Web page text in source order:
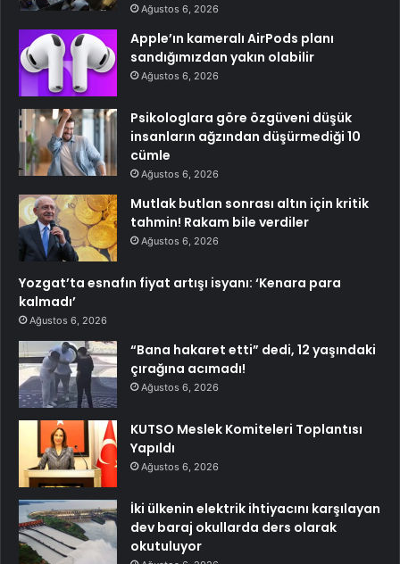
Ağustos 6, 2026
Apple’ın kameralı AirPods planı
sandığımızdan yakın olabilir
Ağustos 6, 2026
Psikologlara göre özgüveni düşük
insanların ağzından düşürmediği 10
cümle
Ağustos 6, 2026
Mutlak butlan sonrası altın için kritik
tahmin! Rakam bile verdiler
Ağustos 6, 2026
Yozgat’ta esnafın fiyat artışı isyanı: ‘Kenara para
kalmadı’
Ağustos 6, 2026
“Bana hakaret etti” dedi, 12 yaşındaki
çırağına acımadı!
Ağustos 6, 2026
KUTSO Meslek Komiteleri Toplantısı
Yapıldı
Ağustos 6, 2026
İki ülkenin elektrik ihtiyacını karşılayan
dev baraj okullarda ders olarak
okutuluyor